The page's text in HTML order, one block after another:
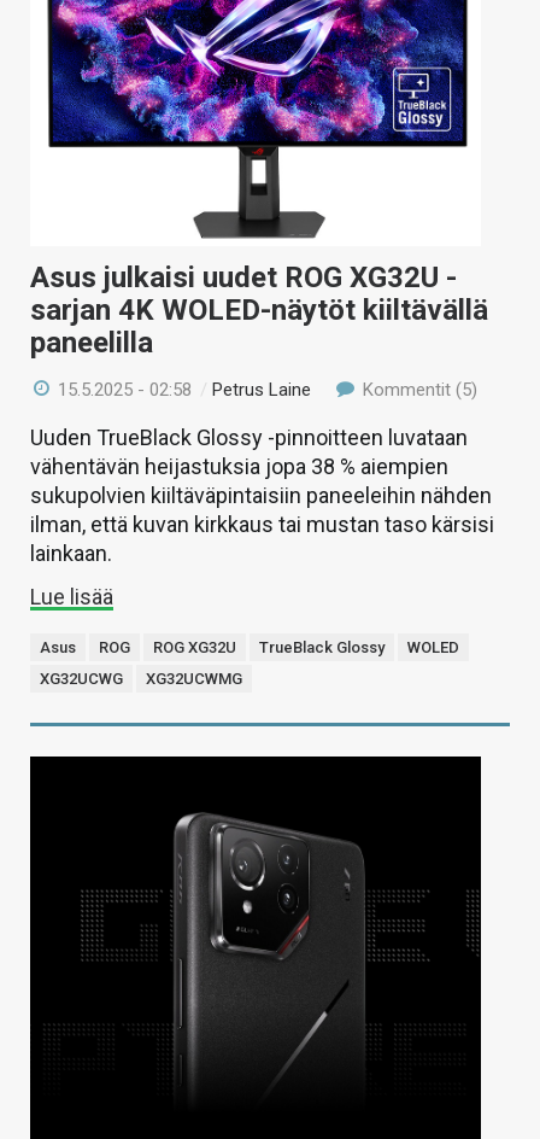
Asus julkaisi uudet ROG XG32U -
sarjan 4K WOLED-näytöt kiiltävällä
paneelilla
15.5.2025 - 02:58 /Petrus Laine Kommentit (5)
Uuden TrueBlack Glossy -pinnoitteen luvataan
vähentävän heijastuksia jopa 38 % aiempien
sukupolvien kiiltäväpintaisiin paneeleihin nähden
ilman, että kuvan kirkkaus tai mustan taso kärsisi
lainkaan.
Lue lisää
Asus ROG ROG XG32U TrueBlack Glossy
WOLED
XG32UCWG
XG32UCWMG